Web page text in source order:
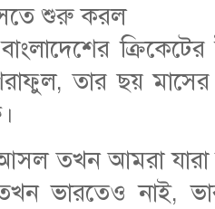
শুরু করল
ক্রিকেটের
তার ছয়
তখন আমরা
ভারতেও নাই,